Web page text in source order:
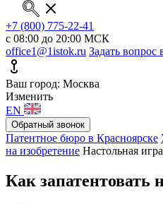
+7 (800) 775-22-41
с 08:00 до 20:00 МСК
office1@1istok.ru Задать вопрос
Ваш город: Москва
Изменить
EN
Обратный звонок
Патентное бюро в Красноярске
на изобретение Настольная игра
Как запатентовать